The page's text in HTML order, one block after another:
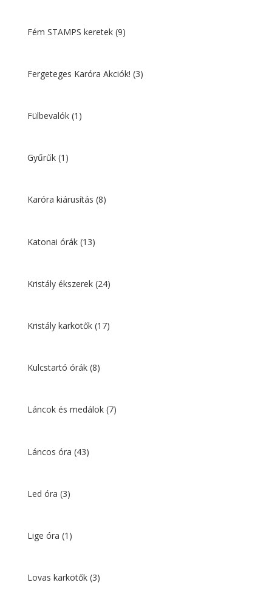
Fém STAMPS keretek (9)
Fergeteges Karóra Akciók! (3)
Fülbevalók (1)
Gyűrűk (1)
Karóra kiárusítás (8)
Katonai órák (13)
Kristály ékszerek (24)
Kristály karkötők (17)
Kulcstartó órák (8)
Láncok és medálok (7)
Láncos óra (43)
Led óra (3)
Lige óra (1)
Lovas karkötők (3)